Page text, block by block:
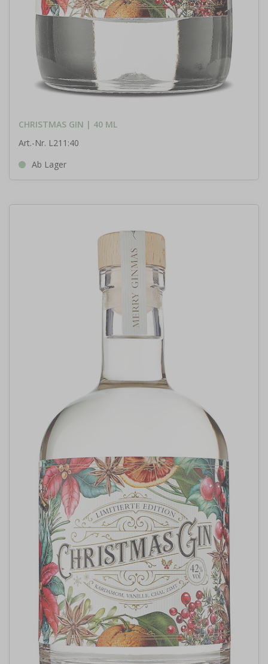
CHRISTMAS GIN | 40 ML
Art.-Nr. L211:40
Ab Lager